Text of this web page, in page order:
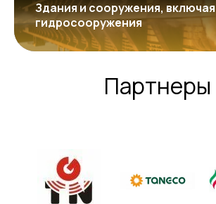
Здания и сооружения, включая
гидросооружения
Партнеры